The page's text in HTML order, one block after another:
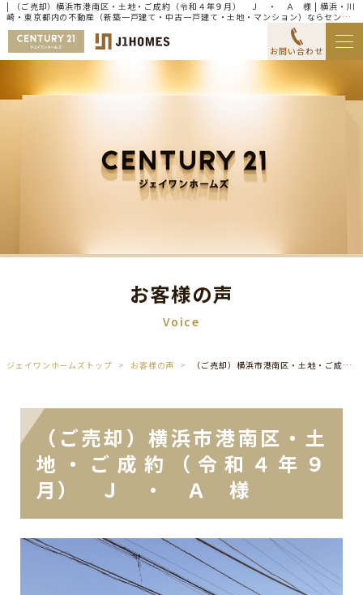
| （ご売却）横浜市港南区・土地・ご成約（令和４年９月） Ｊ ・ Ａ 様 | 横浜・川
崎・東京都内の不動産（新築一戸建て・中古一戸建て・土地・マンション）ならセンチ
ュリー21ジェイワンホームズ
お問い合わせ
お客様の声
Voice
ジェイワンホームズトップ お客様の声 （ご売却）横浜市港南区・土地・ご成約（令和４年９月） Ｊ ・ Ａ 様
（ご売却）横浜市港南区・土
地・ご成約（令和４年９
月） Ｊ ・ Ａ 様